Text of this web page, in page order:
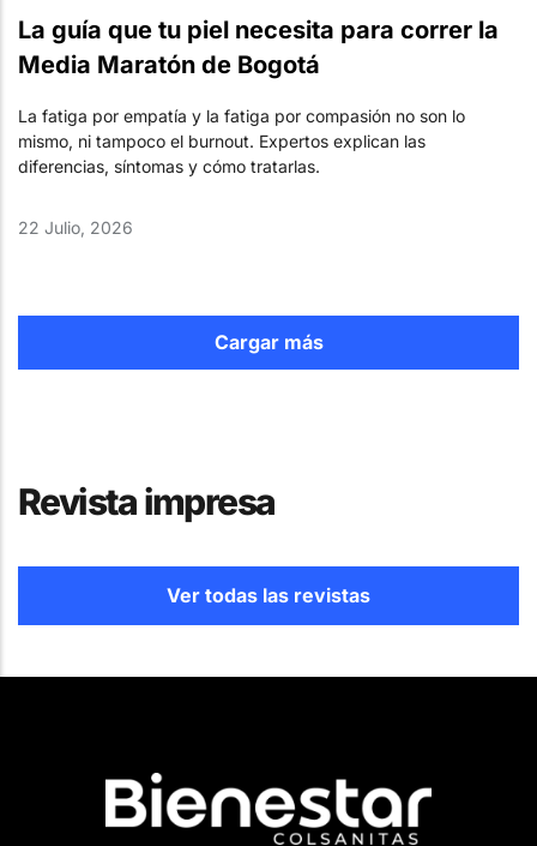
La guía que tu piel necesita para correr la
Media Maratón de Bogotá
La fatiga por empatía y la fatiga por compasión no son lo
mismo, ni tampoco el burnout. Expertos explican las
diferencias, síntomas y cómo tratarlas.
22 Julio, 2026
Cargar más
Revista impresa
Ver todas las revistas